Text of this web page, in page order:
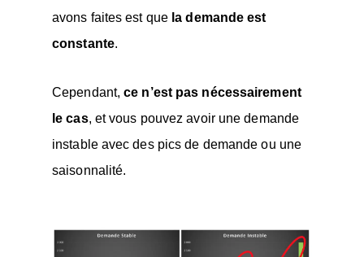
avons faites est que la demande est
constante.
Cependant,ce n’est pas nécessairement
le cas, et vous pouvez avoir une demande
instable avec des pics de demande ou une
saisonnalité.